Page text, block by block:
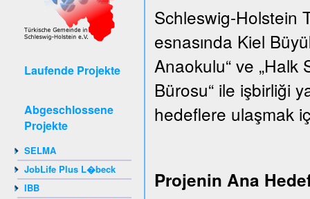
Laufende Projekte
Abgeschlossene
Projekte
SELMA
JobLife Plus L�beck
IBB
Schleswig-Holstein
esnasında Kiel
Anaokulu“ ve „Halk
Bürosu“ ile işbirliği
hedeflere ulaşmak
Projenin Ana